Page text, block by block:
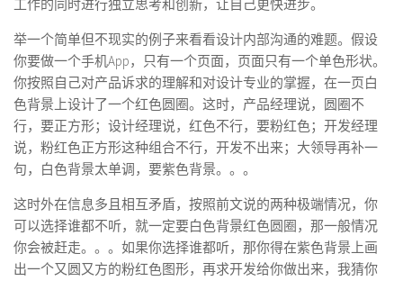
工作的同时进行独立思考和创新，让自己更快进步。
举一个简单但不现实的例子来看看设计内部沟通的难题。假设
你要做一个手机App，只有一个页面，页面只有一个单色形状。
你按照自己对产品诉求的理解和对设计专业的掌握，在一页白
色背景上设计了一个红色圆圈。这时，产品经理说，圆圈不
行，要正方形；设计经理说，红色不行，要粉红色；开发经理
说，粉红色正方形这种组合不行，开发不出来；大领导再补一
句，白色背景太单调，要紫色背景。。。
这时外在信息多且相互矛盾，按照前文说的两种极端情况，你
可以选择谁都不听，就一定要白色背景红色圆圈，那一般情况
你会被赶走。。。如果你选择谁都听，那你得在紫色背景上画
出一个又圆又方的粉红色图形，再求开发给你做出来，我猜你